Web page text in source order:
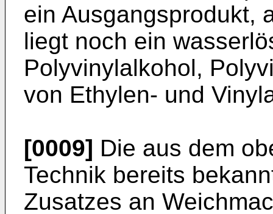
ein Ausgangsprodukt,
liegt noch ein
Polyvinylalkohol,
von Ethylen- und
[0009] Die aus dem
Technik bereits
Zusatzes an